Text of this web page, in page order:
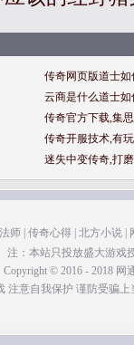
传奇网页版道士
云商是什么道士
传奇官方下载,集
传奇开服技术,有
迷失中变传奇,打
师 传奇心得 北方小说
注：本站只投放盛大游戏
Copyright © 2016 - 2018 网
注意自我保护 谨防受骗